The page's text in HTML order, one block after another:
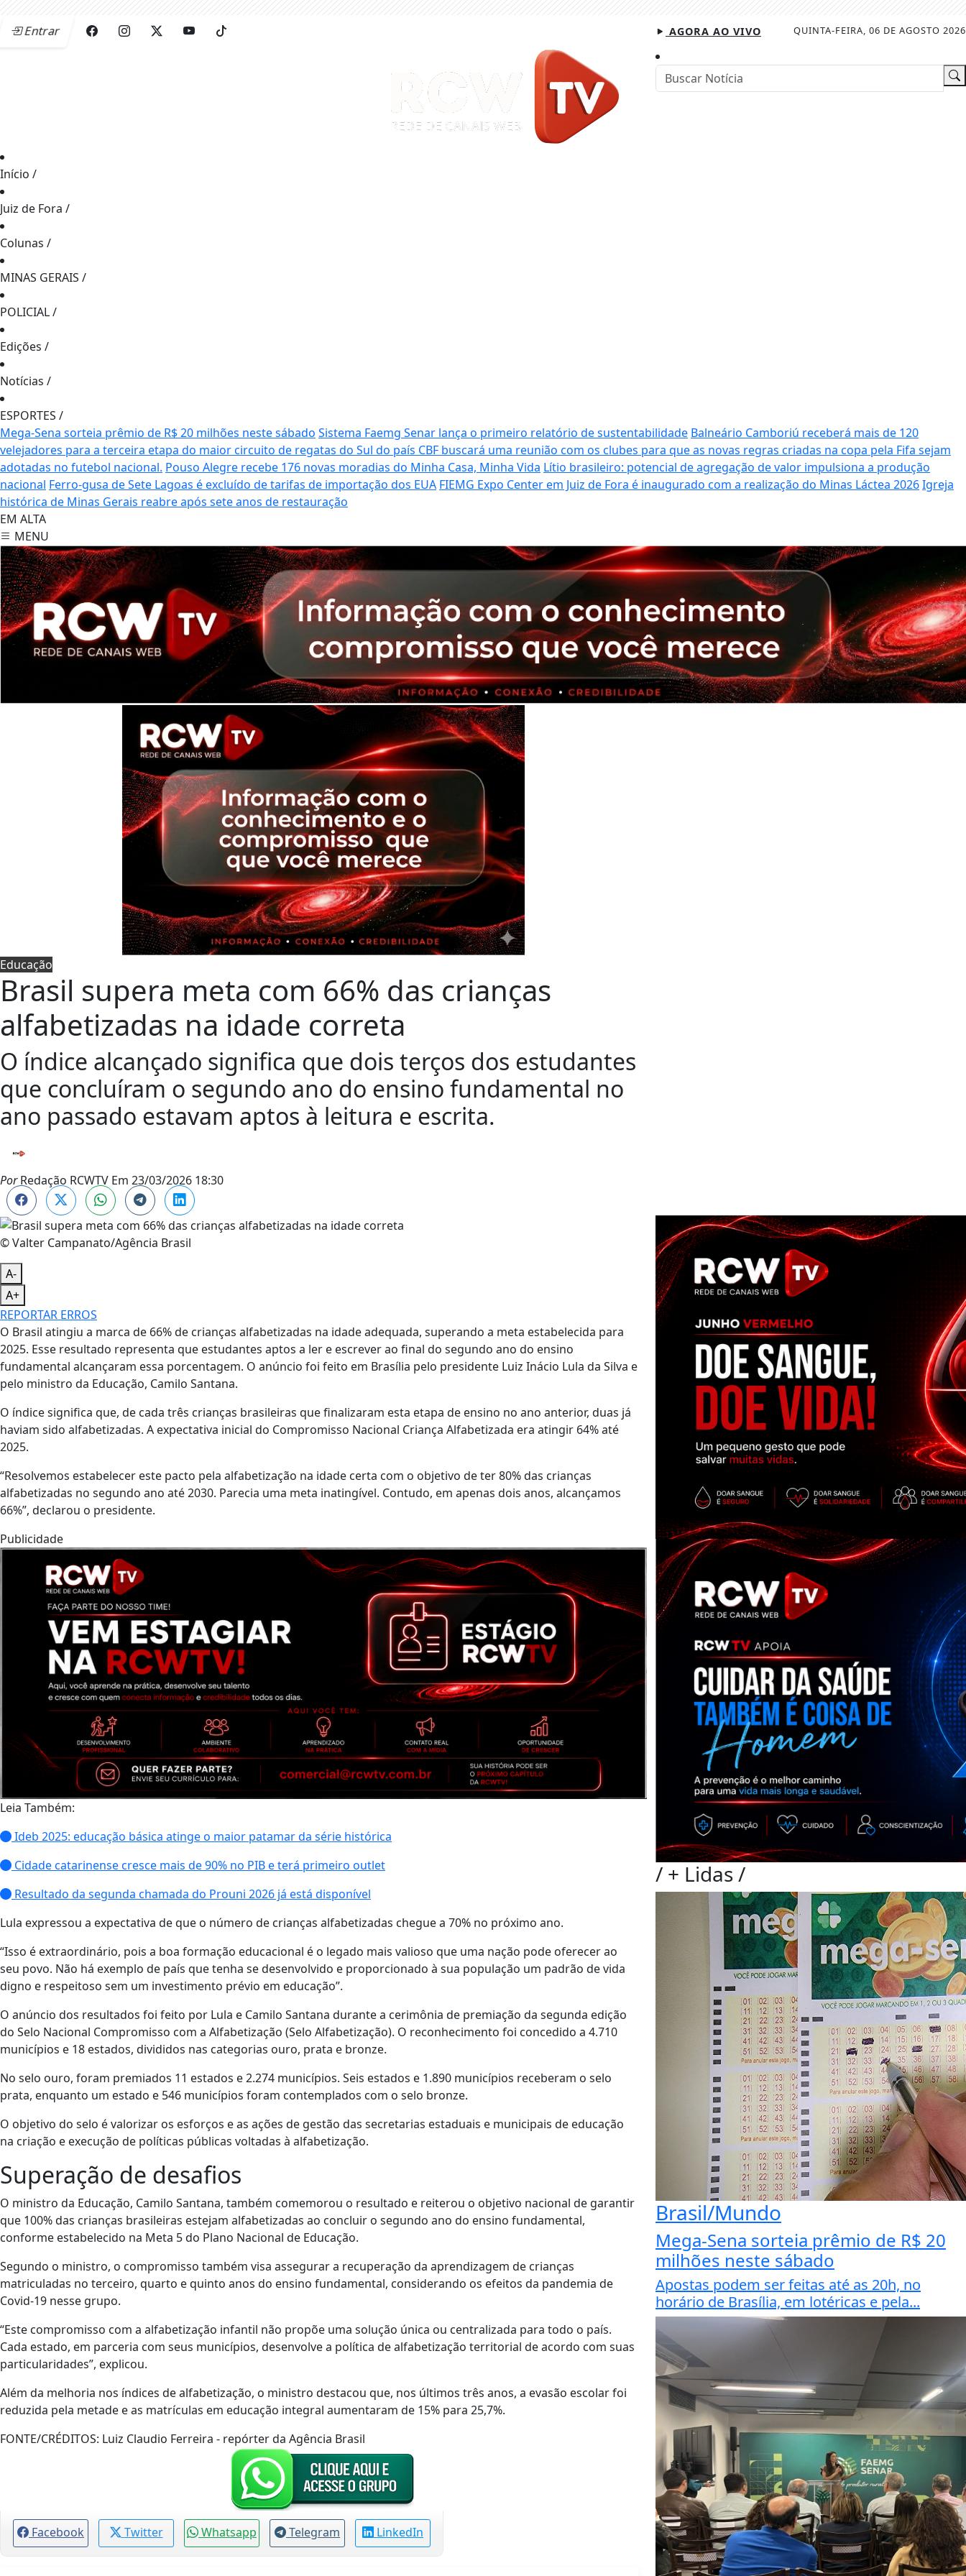
Entrar QUINTA-FEIRA, 06 DE AGOSTO 2026
AGORA AO VIVO
Início /
Juiz de Fora /
Colunas /
MINAS GERAIS /
POLICIAL/
Edições /
Notícias /
ESPORTES /
Mega-Sena sorteia prêmio de R$ 20 milhões neste sábado Sistema Faemg Senar lança o primeiro relatório de sustentabilidade Balneário Camboriú receberá mais de 120
velejadores para a terceira etapa do maior circuito de regatas do Sul do país CBF buscará uma reunião com os clubes para que as novas regras criadas na copa pela Fifa sejam
adotadas no futebol nacional. Pouso Alegre recebe 176 novas moradias do Minha Casa, Minha Vida Lítio brasileiro: potencial de agregação de valor impulsiona a produção
nacional Ferro-gusa de Sete Lagoas é excluído de tarifas de importação dos EUA FIEMG Expo Center em Juiz de Fora é inaugurado com a realização do Minas Láctea 2026Igreja
histórica de Minas Gerais reabre após sete anos de restauração
EM ALTA
MENU
Educação
Brasil supera meta com 66% das crianças
alfabetizadas na idade correta
O índice alcançado significa que dois terços dos estudantes
que concluíram o segundo ano do ensino fundamental no
ano passado estavam aptos à leitura e escrita.
PorRedação RCWTV Em 23/03/2026 18:30
© Valter Campanato/Agência Brasil
A-
A+
REPORTAR ERROS
O Brasil atingiu a marca de 66% de crianças alfabetizadas na idade adequada, superando a meta estabelecida para
2025. Esse resultado representa que estudantes aptos a ler e escrever ao final do segundo ano do ensino
fundamental alcançaram essa porcentagem. O anúncio foi feito em Brasília pelo presidente Luiz Inácio Lula da Silva e
pelo ministro da Educação, Camilo Santana.
O índice significa que, de cada três crianças brasileiras que finalizaram esta etapa de ensino no ano anterior, duas já
haviam sido alfabetizadas. A expectativa inicial do Compromisso Nacional Criança Alfabetizada era atingir 64% até
2025.
“Resolvemos estabelecer este pacto pela alfabetização na idade certa com o objetivo de ter 80% das crianças
alfabetizadas no segundo ano até 2030. Parecia uma meta inatingível. Contudo, em apenas dois anos, alcançamos
66%”, declarou o presidente.
Publicidade
Leia Também:
Ideb 2025: educação básica atinge o maior patamar da série histórica
Cidade catarinense cresce mais de 90% no PIB e terá primeiro outlet
Resultado da segunda chamada do Prouni 2026 já está disponível
Lula expressou a expectativa de que o número de crianças alfabetizadas chegue a 70% no próximo ano.
“Isso é extraordinário, pois a boa formação educacional é o legado mais valioso que uma nação pode oferecer ao
seu povo. Não há exemplo de país que tenha se desenvolvido e proporcionado à sua população um padrão de vida
digno e respeitoso sem um investimento prévio em educação”.
O anúncio dos resultados foi feito por Lula e Camilo Santana durante a cerimônia de premiação da segunda edição
do Selo Nacional Compromisso com a Alfabetização (Selo Alfabetização). O reconhecimento foi concedido a 4.710
municípios e 18 estados, divididos nas categorias ouro, prata e bronze.
No selo ouro, foram premiados 11 estados e 2.274 municípios. Seis estados e 1.890 municípios receberam o selo
prata, enquanto um estado e 546 municípios foram contemplados com o selo bronze.
O objetivo do selo é valorizar os esforços e as ações de gestão das secretarias estaduais e municipais de educação
na criação e execução de políticas públicas voltadas à alfabetização.
Superação de desafios
O ministro da Educação, Camilo Santana, também comemorou o resultado e reiterou o objetivo nacional de garantir
que 100% das crianças brasileiras estejam alfabetizadas ao concluir o segundo ano do ensino fundamental,
conforme estabelecido na Meta 5 do Plano Nacional de Educação.
Segundo o ministro, o compromisso também visa assegurar a recuperação da aprendizagem de crianças
matriculadas no terceiro, quarto e quinto anos do ensino fundamental, considerando os efeitos da pandemia de
Covid-19 nesse grupo.
“Este compromisso com a alfabetização infantil não propõe uma solução única ou centralizada para todo o país.
Cada estado, em parceria com seus municípios, desenvolve a política de alfabetização territorial de acordo com suas
particularidades”, explicou.
Além da melhoria nos índices de alfabetização, o ministro destacou que, nos últimos três anos, a evasão escolar foi
reduzida pela metade e as matrículas em educação integral aumentaram de 15% para 25,7%.
FONTE/CRÉDITOS: Luiz Claudio Ferreira - repórter da Agência Brasil
Facebook Twitter Whatsapp Telegram LinkedIn
/ + Lidas/
Brasil/Mundo
Mega-Sena sorteia prêmio de R$ 20
milhões neste sábado
Apostas podem ser feitas até as 20h, no
horário de Brasília, em lotéricas e pela...